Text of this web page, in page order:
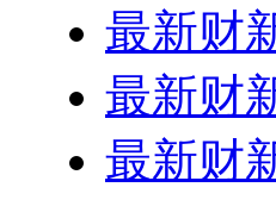
最新财
最新财
最新财